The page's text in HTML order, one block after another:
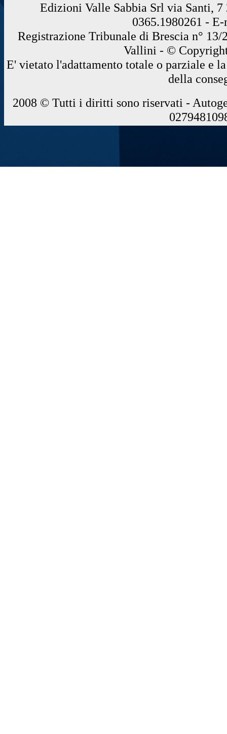
Edizioni Valle Sabbia Srl via Santi, 7
0365.1980261 -
Registrazione Tribunale di Brescia n°
Vallini - ©
E' vietato l'adattamento totale o parziale e
della
2008 © Tutti i diritti sono riservati -